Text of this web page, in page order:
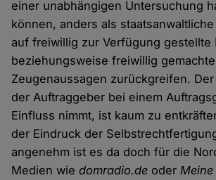
einer unabhängigen Untersuchung
können, anders als
auf freiwillig zur Verfügung gestellte
beziehungsweise freiwillig gemachte
Zeugenaussagen zurückgreifen.
der Auftraggeber bei einem
Einfluss nimmt, ist kaum zu
der Eindruck der
angenehm ist es da doch für die
Medien wiedomradio.de oder